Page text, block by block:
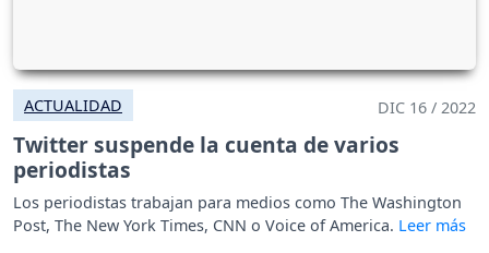
ACTUALIDAD DIC 16 / 2022
Twitter suspende la cuenta de varios
periodistas
Los periodistas trabajan para medios como The Washington
Post, The New York Times, CNN o Voice of America.